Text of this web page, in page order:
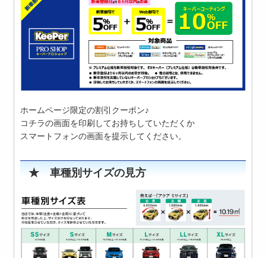
ホームページ限定の割引クーポン♪
コチラの画面を印刷してお持ちしていただくか
スマートフォンの画面を提示してください。
★ 車種別サイズの見方